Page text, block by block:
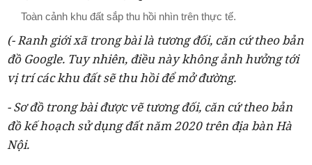
Toàn cảnh khu đất sắp thu hồi nhìn trên thực tế.
(- Ranh giới xã trong bài là tương đối, căn cứ theo bản
đồ Google. Tuy nhiên, điều này không ảnh hưởng tới
vị trí các khu đất sẽ thu hồi để mở đường.
- Sơ đồ trong bài được vẽ tương đối, căn cứ theo bản
đồ kế hoạch sử dụng đất năm 2020 trên địa bàn Hà
Nội.